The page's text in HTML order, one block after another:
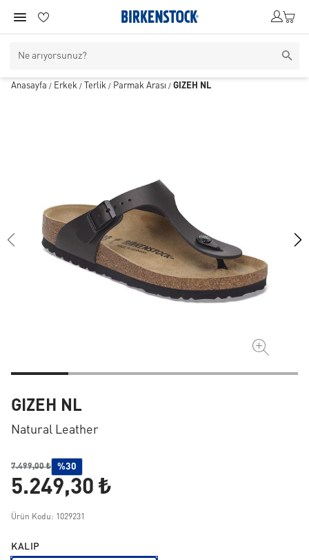
Anasayfa / Erkek / Terlik / Parmak Arası / GIZEH NL
GIZEH NL
Natural Leather
7.499,00 ₺ %30
5.249,30 ₺
Ürün Kodu: 1029231
KALIP